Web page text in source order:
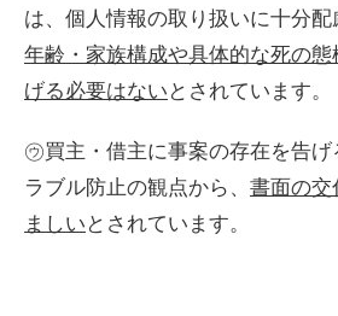
は、個人情報の取り扱いに十分配
年齢・家族構成や具体的な死の
げる必要はないとされています。
㋒買主・借主に事案の存在を告
ラブル防止の観点から、 書面の
ましいとされています。